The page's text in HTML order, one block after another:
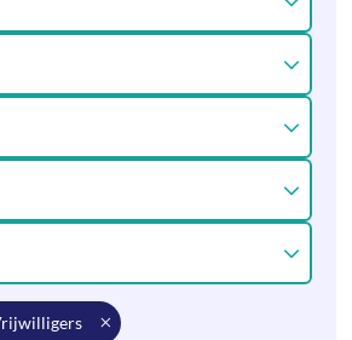
vrijwilligers